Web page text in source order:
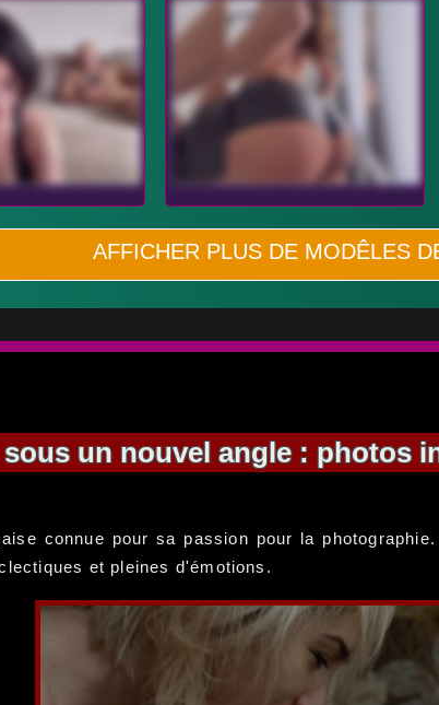
AFFICHER PLUS DE MODÊLES
un nouvel angle : photos
connue pour sa passion pour la
et pleines d'émotions.